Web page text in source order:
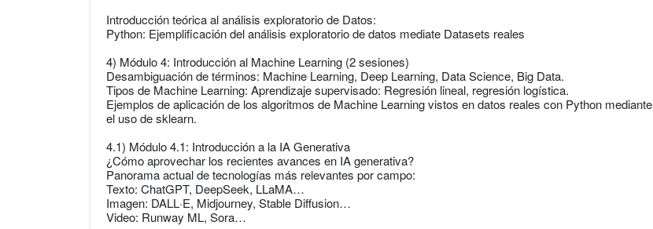
Introducción teórica al análisis exploratorio de Datos:
Python: Ejemplificación del análisis exploratorio de datos mediate Datasets reales
4) Módulo 4: Introducción al Machine Learning (2 sesiones)
Desambiguación de términos: Machine Learning, Deep Learning, Data Science, Big Data.
Tipos de Machine Learning: Aprendizaje supervisado: Regresión lineal, regresión logística.
Ejemplos de aplicación de los algoritmos de Machine Learning vistos en datos reales con Python mediante
el uso de sklearn.
4.1) Módulo 4.1: Introducción a la IA Generativa
¿Cómo aprovechar los recientes avances en IA generativa?
Panorama actual de tecnologías más relevantes por campo:
Texto: ChatGPT, DeepSeek, LLaMA…
Imagen: DALL·E, Midjourney, Stable Diffusion…
Video: Runway ML, Sora…